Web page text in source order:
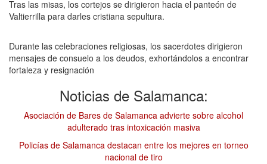
Tras las misas, los cortejos se dirigieron hacia el panteón de
Valtierrilla para darles cristiana sepultura.
Durante las celebraciones religiosas, los sacerdotes dirigieron
mensajes de consuelo a los deudos, exhortándolos a encontrar
fortaleza y resignación
Noticias de Salamanca:
Asociación de Bares de Salamanca advierte sobre alcohol
adulterado tras intoxicación masiva
Policías de Salamanca destacan entre los mejores en torneo
nacional de tiro